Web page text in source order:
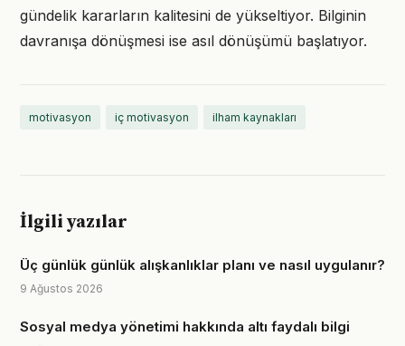
gündelik kararların kalitesini de yükseltiyor. Bilginin
davranışa dönüşmesi ise asıl dönüşümü başlatıyor.
motivasyon iç motivasyon ilham kaynakları
İlgili yazılar
Üç günlük günlük alışkanlıklar planı ve nasıl uygulanır?
9 Ağustos 2026
Sosyal medya yönetimi hakkında altı faydalı bilgi